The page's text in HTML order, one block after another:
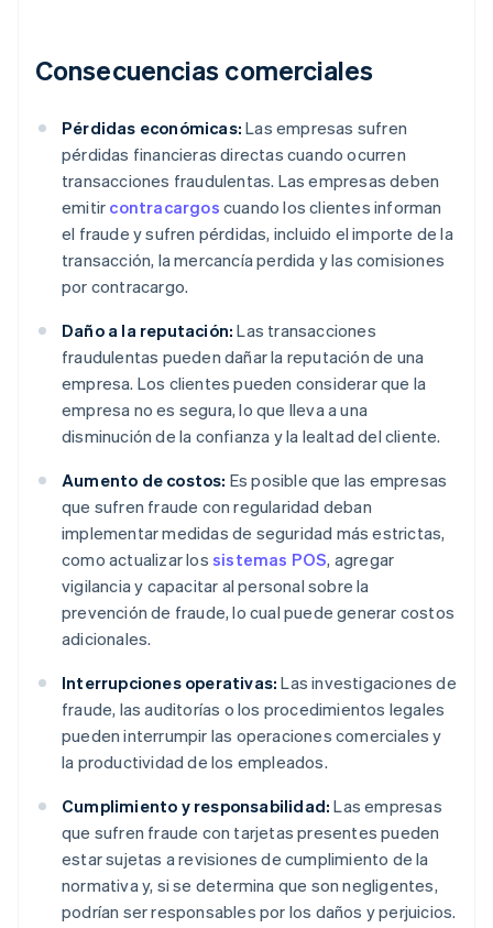
Consecuencias comerciales
Pérdidas económicas: Las empresas sufren
pérdidas financieras directas cuando ocurren
transacciones fraudulentas. Las empresas deben
emitir contracargos cuando los clientes informan
el fraude y sufren pérdidas, incluido el importe de la
transacción, la mercancía perdida y las comisiones
por contracargo.
Daño a la reputación: Las transacciones
fraudulentas pueden dañar la reputación de una
empresa. Los clientes pueden considerar que la
empresa no es segura, lo que lleva a una
disminución de la confianza y la lealtad del cliente.
Aumento de costos: Es posible que las empresas
que sufren fraude con regularidad deban
implementar medidas de seguridad más estrictas,
como actualizar los sistemas POS, agregar
vigilancia y capacitar al personal sobre la
prevención de fraude, lo cual puede generar costos
adicionales.
Interrupciones operativas: Las investigaciones de
fraude, las auditorías o los procedimientos legales
pueden interrumpir las operaciones comerciales y
la productividad de los empleados.
Cumplimiento y responsabilidad: Las empresas
que sufren fraude con tarjetas presentes pueden
estar sujetas a revisiones de cumplimiento de la
normativa y, si se determina que son negligentes,
podrían ser responsables por los daños y perjuicios.